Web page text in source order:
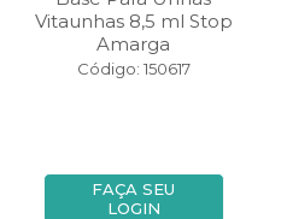
Vitaunhas 8,5 ml Stop
Amarga
Código: 150617
FAÇA SEU
LOGIN